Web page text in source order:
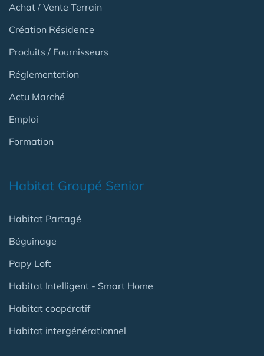
Achat / Vente Terrain
Création Résidence
Produits / Fournisseurs
Réglementation
Actu Marché
Emploi
Formation
Habitat Groupé Senior
Habitat Partagé
Béguinage
Papy Loft
Habitat Intelligent - Smart Home
Habitat coopératif
Habitat intergénérationnel